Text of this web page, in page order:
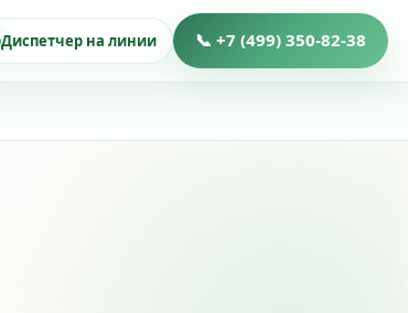
Диспетчер на линии 📞 +7 (499) 350-82-38